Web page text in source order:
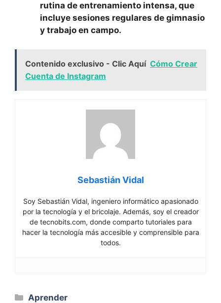
rutina de entrenamiento intensa, que
incluye sesiones regulares de gimnasio
y trabajo en campo.
Contenido exclusivo - Clic Aquí Cómo Crear
Cuenta de Instagram
Sebastián Vidal
Soy Sebastián Vidal, ingeniero informático apasionado
por la tecnología y el bricolaje. Además, soy el creador
de tecnobits.com, donde comparto tutoriales para
hacer la tecnología más accesible y comprensible para
todos.
Categorías
Aprender